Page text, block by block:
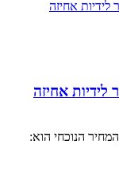
המחיר הנוכחי הוא: